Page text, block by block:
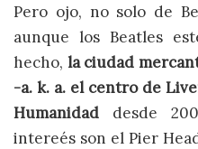
Pero ojo, no solo de
aunque los Beatles
hecho, la ciudad
-a. k. a. el centro de
Humanidad desde
intereés son el Pier